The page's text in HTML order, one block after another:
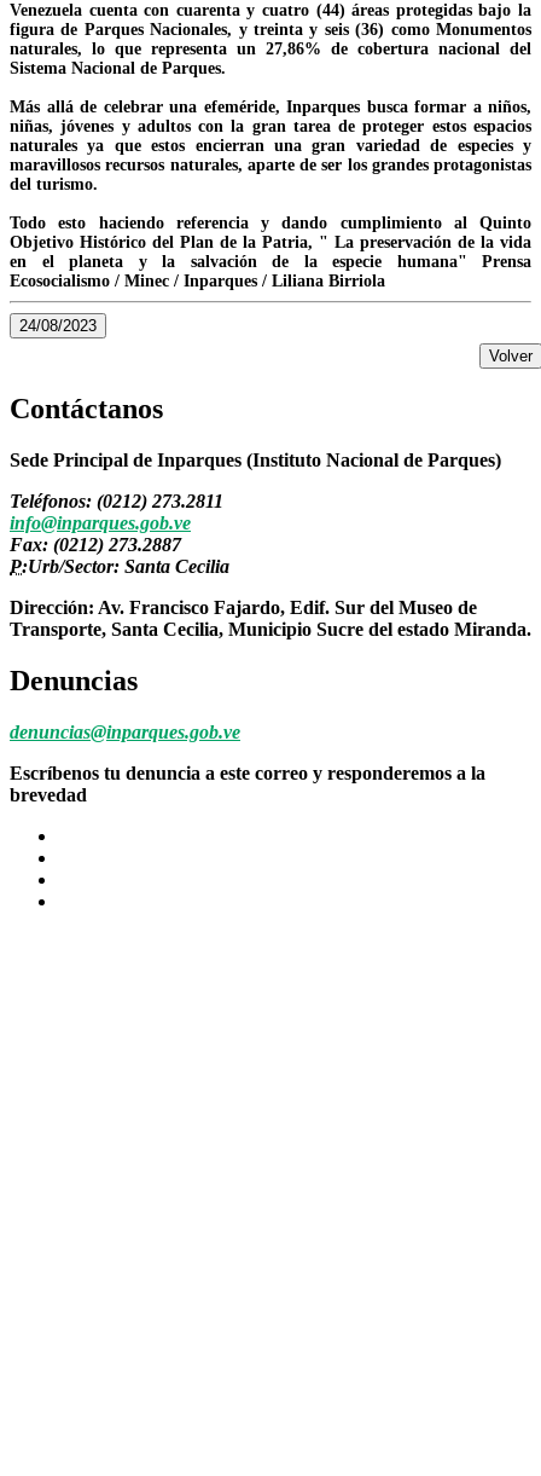
Venezuela cuenta con cuarenta y cuatro (44) áreas protegidas bajo la
figura de Parques Nacionales, y treinta y seis (36) como Monumentos
naturales, lo que representa un 27,86% de cobertura nacional del
Sistema Nacional de Parques.
Más allá de celebrar una efeméride, Inparques busca formar a niños,
niñas, jóvenes y adultos con la gran tarea de proteger estos espacios
naturales ya que estos encierran una gran variedad de especies y
maravillosos recursos naturales, aparte de ser los grandes protagonistas
del turismo.
Todo esto haciendo referencia y dando cumplimiento al Quinto
Objetivo Histórico del Plan de la Patria, " La preservación de la vida
en el planeta y la salvación de la especie humana" Prensa
Ecosocialismo / Minec / Inparques / Liliana Birriola
24/08/2023
Volver
Contáctanos
Sede Principal de Inparques (Instituto Nacional de Parques)
Teléfonos: (0212) 273.2811
info@inparques.gob.ve
Fax: (0212) 273.2887
P:Urb/Sector: Santa Cecilia
Dirección: Av. Francisco Fajardo, Edif. Sur del Museo de
Transporte, Santa Cecilia, Municipio Sucre del estado Miranda.
Denuncias
denuncias@inparques.gob.ve
Escríbenos tu denuncia a este correo y responderemos a la
brevedad